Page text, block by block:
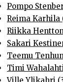
Pompo
Reima Karhila
Riikka
Sakari
Teemu
Timi